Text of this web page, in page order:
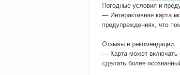
Погодные условия и
— Интерактивная карта
предупреждениях, что
Отзывы и рекомендации.
— Карта может включать
сделать более